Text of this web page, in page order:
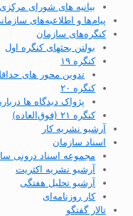
بیانیه های شورای مرکزی
پیام‌ها و اطلاعیه‌های
کنگره‌های سازمان
بولتن بحثهای کنگره اول
کنگره ۱۹
تدوین محور های
کنگره ۲۰
پژواک دیدگاه ها درباره
کنگره ۲۱ (فوق‌العاده)
آرشیو نشریه کار
اسناد سازمان
مجموعه اسناد درونی
آرشیو نشریه اکثریت
آرشیو تحلیل هفتگی
کار روزنامه‌ای
تالار گفتگو